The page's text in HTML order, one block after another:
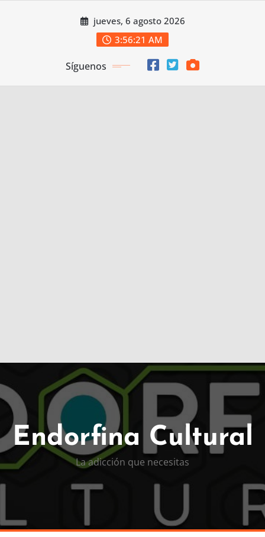
jueves, 6 agosto 2026
3:56:22 AM
Síguenos
Endorfina Cultural
La adicción que necesitas